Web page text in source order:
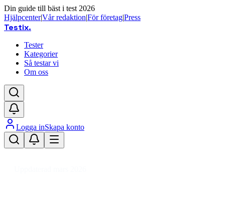
Din guide till bäst i test 2026
Hjälpcenter|Vår redaktion|För företag|Press
Testix.
Tester
Kategorier
Så testar vi
Om oss
Logga inSkapa konto